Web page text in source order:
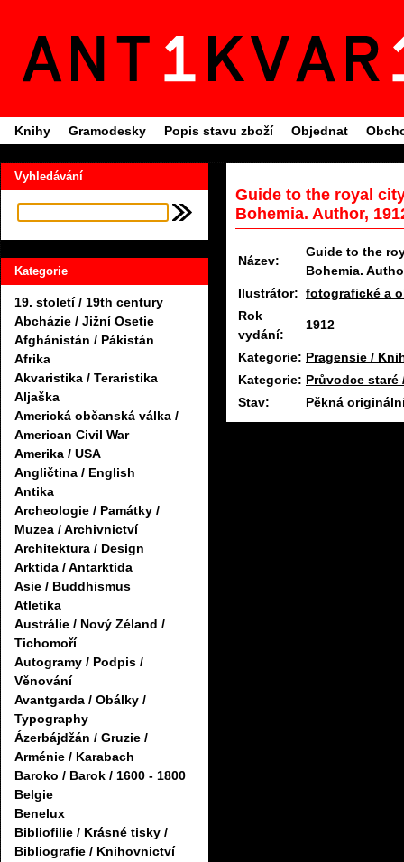
Knihy Gramodesky Popis stavu zboží Objednat
Vyhledávání
Kategorie
19. století / 19th century
Abcházie / Jižní Osetie
Afghánistán / Pákistán
Afrika
Akvaristika / Teraristika
Aljaška
Americká občanská válka /
American Civil War
Amerika / USA
Angličtina / English
Antika
Archeologie / Památky /
Muzea / Archivnictví
Architektura / Design
Arktida / Antarktida
Asie / Buddhismus
Atletika
Austrálie / Nový Zéland /
Tichomoří
Autogramy / Podpis /
Věnování
Avantgarda / Obálky /
Typography
Ázerbájdžán / Gruzie /
Arménie / Karabach
Baroko / Barok / 1600 - 1800
Belgie
Benelux
Bibliofilie / Krásné tisky /
Bibliografie / Knihovnictví
Guide to the royal
Bohemia. Author,
Název:
Guide to the
Bohemia.
Ilustrátor: fotografické a
Rok
vydání:
1912
Kategorie: Pragensie /
Kategorie: Průvodce staré
Stav:
Pěkná